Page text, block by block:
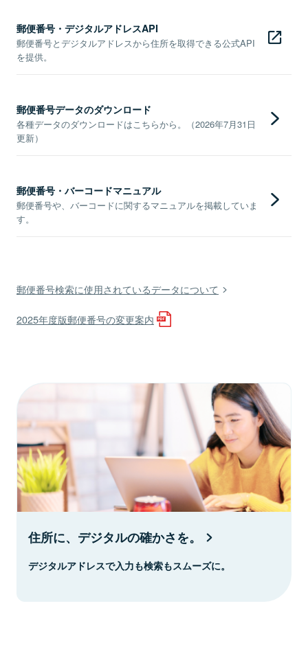
郵便番号・デジタルアドレスAPI
郵便番号とデジタルアドレスから住所を取得できる公式API
を提供。
郵便番号データのダウンロード
各種データのダウンロードはこちらから。（2026年7月31日
更新）
郵便番号・バーコードマニュアル
郵便番号や、バーコードに関するマニュアルを掲載していま
す。
郵便番号検索に使用されているデータについて
2025年度版郵便番号の変更案内
住所に、デジタルの確かさを。
デジタルアドレスで入力も検索もスムーズに。